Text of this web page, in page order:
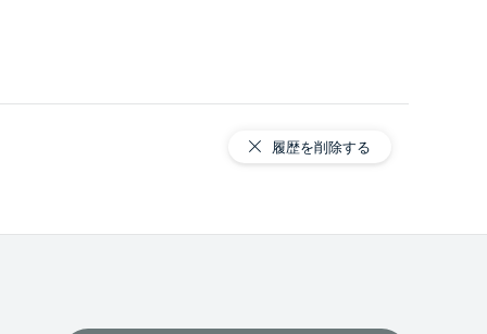
履歴を削除する